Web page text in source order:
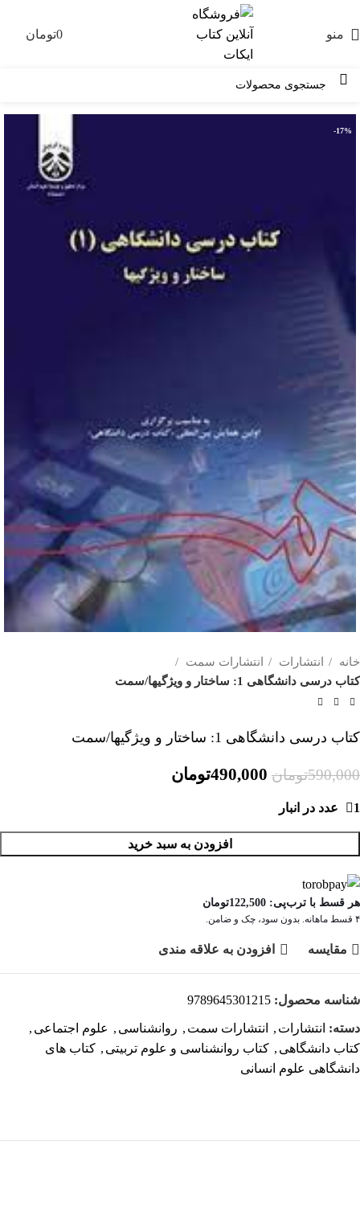
منو 0تومان
-17%
خانه انتشارات
انتشارات سمت
کتاب درسی دانشگاهی 1: ساختار و ویژگیها/سمت
کتاب درسی دانشگاهی 1: ساختار و ویژگیها/سمت
590,000تومان 490,000تومان
1 عدد در انبار
افزودن به سبد خرید
هر قسط با ترب‌پی: 122,500تومان
۴ قسط ماهانه. بدون سود، چک و ضامن.
مقايسه افزودن به علاقه مندی
شناسه محصول: 9789645301215
دسته: انتشارات , انتشارات سمت , روانشناسی , علوم اجتماعی ,
کتاب دانشگاهی , کتاب روانشناسی و علوم تربیتی , کتاب های
دانشگاهی علوم انسانی